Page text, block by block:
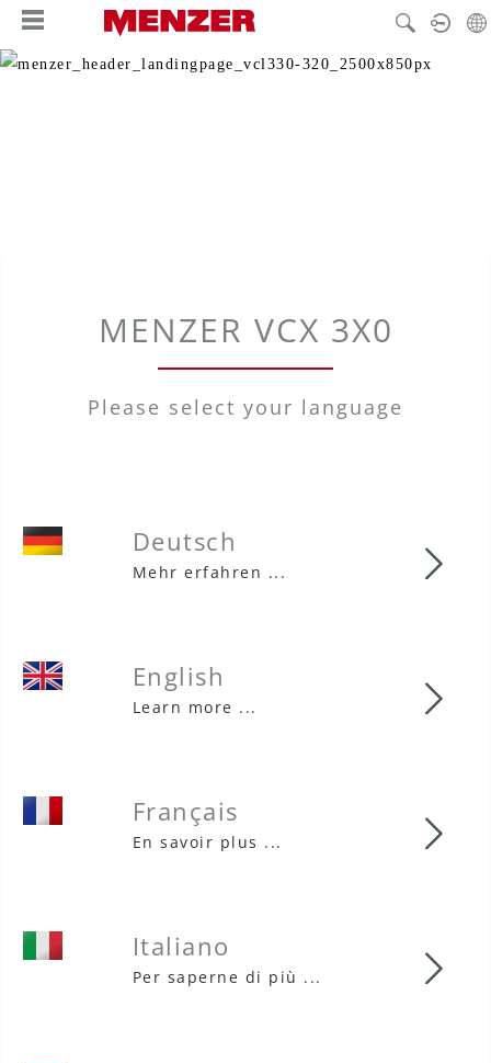
springen
MENZER VCX 3X0
Please select your language
Deutsch
Mehr erfahren ...
English
Learn more ...
Français
En savoir plus ...
Italiano
Per saperne di più ...